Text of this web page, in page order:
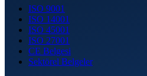
ISO 9001
ISO 14001
ISO 45001
ISO 27001
CE Belgesi
Sektörel Belgeler